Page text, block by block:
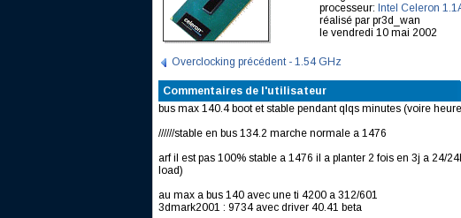
processeur: Intel Celeron
réalisé par pr3d_wan
le vendredi 10 mai 2002
Overclocking précédent - 1.54 GHz
Commentaires de l'utilisateur
bus max 140.4 boot et stable pendant qlqs minutes (voire
//////stable en bus 134.2 marche normale a 1476
arf il est pas 100% stable a 1476 il a planter 2 fois en 3j a 24/
load)
au max a bus 140 avec une ti 4200 a 312/601
3dmark2001 : 9734 avec driver 40.41 beta